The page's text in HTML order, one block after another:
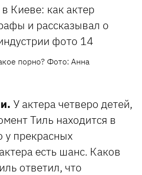
порно? Фото: Анна
У актера четверо детей,
Тиль находится в
у прекрасных
есть шанс. Каков
ответил, что